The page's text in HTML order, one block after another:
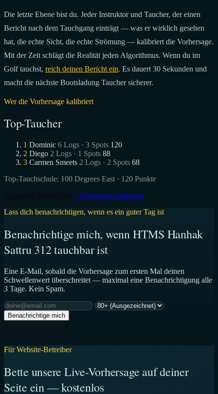
Die letzte Ebene bist du. Jeder Instruktor und Taucher, der einen
Bericht nach dem Tauchgang einträgt — was er wirklich gesehen
hat, die echte Sicht, die echte Strömung — kalibriert die Vorhersage.
Mit der Zeit schlägt die Realität jeden Algorithmus. Wenn du im
Golf tauchst, reich deinen Bericht ein. Es dauert 30 Sekunden und
macht die nächste Bootsladung Taucher sicherer.
Wer die Vorhersage kalibriert
Top-Taucher
1 Dominic 6 Logs · 3 Spots 120
2 Diego 2 Logs · 1 Spots 88
3 Carmen Smeets 2 Logs · 2 Spots 68
Top-Tauchschule: 100 Degrees East · 120 Punkte
+ Tauchgang eintragen
Lass dich benachrichtigen, wenn es ein guter Tag ist
Benachrichtige mich, wenn HTMS Hanhak
Sattru 312 tauchbar ist
Eine E-Mail, sobald die Vorhersage zum ersten Mal deinen
Schwellenwert überschreitet — maximal eine Benachrichtigung alle
3 Tage. Kein Spam.
Benachrichtige mich
Für Website-Betreiber
Bette unsere Live-Vorhersage auf deiner
Seite ein — kostenlos